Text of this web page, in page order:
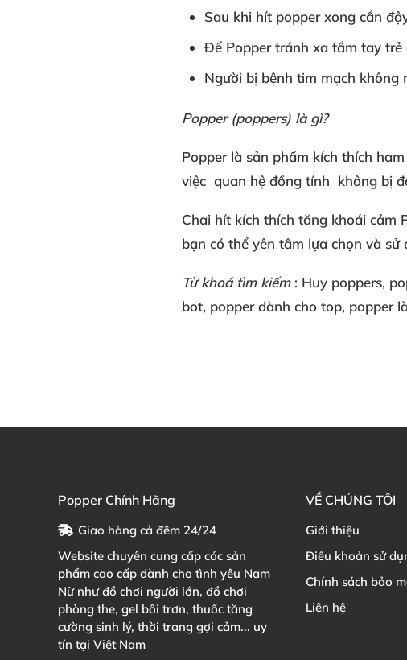
Sau khi hít popper xongcần
Để Poppertránh xa tầm tay trẻ
Người bị bệnh tim mạch không
Popper (poppers) là gì?
Popper là sản phẩm kích thích
việc quan hệ đồng tính không bị
Chai hít kích thích tăng khoái cảm
bạn có thểyên tâm lựa chọn và sử
Từ khoá tìm kiếm : Huy poppers,
bot, popper dành cho top, popper
Popper Chính Hãng
Giao hàng cả đêm 24/24
Website chuyên cung cấp các sản
phẩm cao cấp dành cho tình yêu Nam
Nữ như đồ chơi người lớn, đồ chơi
phòng the, gel bôi trơn, thuốc tăng
cường sinh lý, thời trang gợi cảm... uy
tín tại Việt Nam
VỀ CHÚNG TÔI
Giới thiệu
Điều khoản sử
Chính sách bảo
Liên hệ